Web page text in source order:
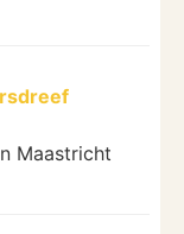
Maastricht